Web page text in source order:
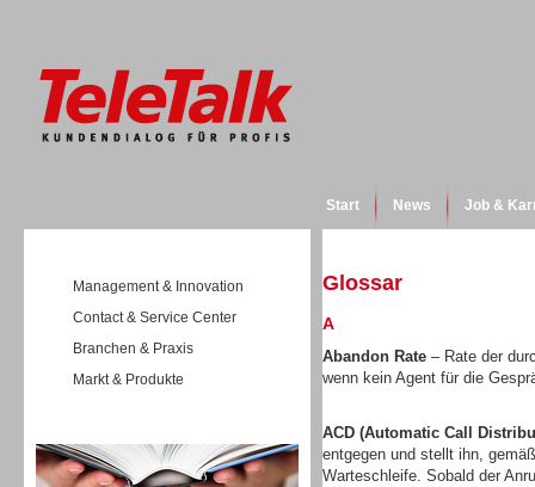
Start News Job &
Management & Innovation
Contact & Service Center
Branchen & Praxis
Markt & Produkte
Glossar
A
Abandon Rate – Rate der
wenn kein Agent für die
ACD (Automatic Call
entgegen und stellt ihn,
Warteschleife. Sobald der